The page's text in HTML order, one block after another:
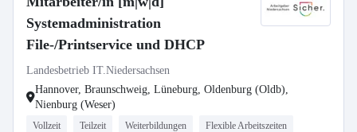
Systemadministration
File-/Printservice und DHCP
Landesbetrieb IT.Niedersachsen
Hannover, Braunschweig, Lüneburg, Oldenburg (Oldb),
Nienburg (Weser)
Vollzeit Teilzeit Weiterbildungen Flexible Arbeitszeiten